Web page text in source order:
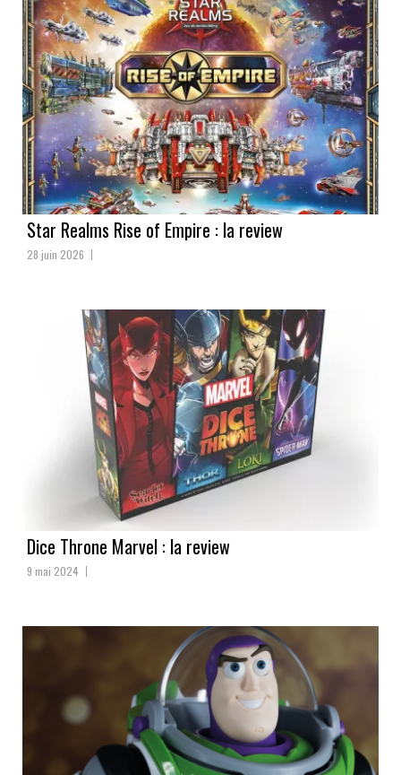
Star Realms Rise of Empire : la review
28 juin 2026
Dice Throne Marvel : la review
9 mai 2024